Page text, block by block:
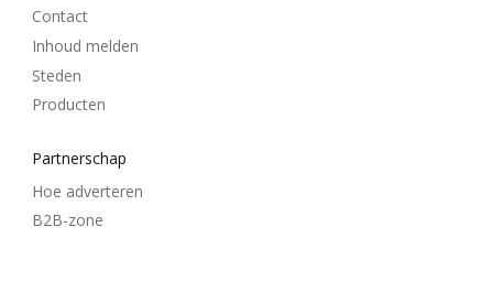
Contact
Inhoud melden
Steden
Producten
Partnerschap
Hoe adverteren
B2B-zone